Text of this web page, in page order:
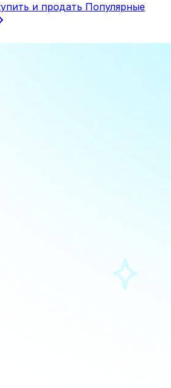
и продать Популярные